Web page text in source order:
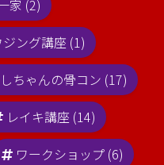
家 (2)
ング講座 (1)
ちゃんの骨コン (17)
レイキ講座 (14)
ワークショップ (6)